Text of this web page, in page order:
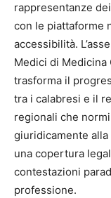
rappresentanze
con le piattaforme
accessibilità.
Medici di Medicina
trasforma il
tra i calabresi e il
regionali che
giuridicamente
una copertura
contestazioni
professione.